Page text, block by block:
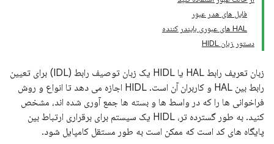
فایل های هدر عبور
HAL های عبوری بایندر کننده
دستور زبان HIDL
زبان تعریف رابط HAL یا HIDL یک زبان توصیف رابط (IDL) برای تعیین
رابط بین HAL و کاربران آن است. HIDL اجازه می دهد تا انواع و روش
فراخوانی ها را که در واسط ها و بسته ها جمع آوری شده اند، مشخص
کنید. به طور گسترده تر، HIDL یک سیستم برای برقراری ارتباط بین
پایگاه های کد است که ممکن است به طور مستقل کامپایل شود.